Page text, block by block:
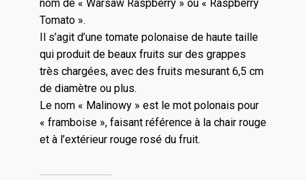
nom de « Warsaw Raspberry » ou « Raspberry
Tomato ».
Il s’agit d’une tomate polonaise de haute taille
qui produit de beaux fruits sur des grappes
très chargées, avec des fruits mesurant 6,5 cm
de diamètre ou plus.
Le nom « Malinowy » est le mot polonais pour
« framboise », faisant référence à la chair rouge
et à l’extérieur rouge rosé du fruit.